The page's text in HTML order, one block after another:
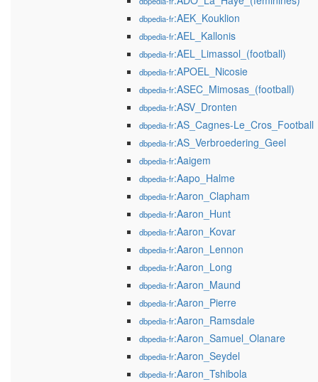
dbpedia-fr:AEK_Kouklion
dbpedia-fr:AEL_Kallonis
dbpedia-fr:AEL_Limassol_(football)
dbpedia-fr:APOEL_Nicosie
dbpedia-fr:ASEC_Mimosas_(football)
dbpedia-fr:ASV_Dronten
dbpedia-fr:AS_Cagnes-Le_Cros_Football
dbpedia-fr:AS_Verbroedering_Geel
dbpedia-fr:Aaigem
dbpedia-fr:Aapo_Halme
dbpedia-fr:Aaron_Clapham
dbpedia-fr:Aaron_Hunt
dbpedia-fr:Aaron_Kovar
dbpedia-fr:Aaron_Lennon
dbpedia-fr:Aaron_Long
dbpedia-fr:Aaron_Maund
dbpedia-fr:Aaron_Pierre
dbpedia-fr:Aaron_Ramsdale
dbpedia-fr:Aaron_Samuel_Olanare
dbpedia-fr:Aaron_Seydel
dbpedia-fr:Aaron_Tshibola